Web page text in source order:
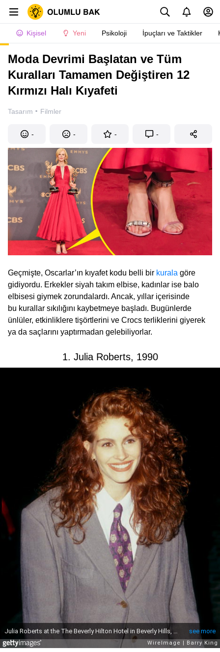
Kişisel Yeni Psikoloji İpuçları ve Taktikler
Moda Devrimi Başlatan ve Tüm
Kuralları Tamamen Değiştiren 12
Kırmızı Halı Kıyafeti
Tasarım · Filmler
- - - -
Geçmişte, Oscarlar’ın kıyafet kodu belli bir kurala göre
gidiyordu. Erkekler siyah takım elbise, kadınlar ise balo
elbisesi giymek zorundalardı. Ancak, yıllar içerisinde
bu kurallar sıkılığını kaybetmeye başladı. Bugünlerde
ünlüler, etkinliklere tişörtlerini ve Crocs terliklerini giyerek
ya da saçlarını yaptırmadan gelebiliyorlar.
1. Julia Roberts, 1990